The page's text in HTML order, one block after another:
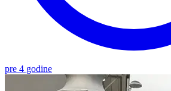
pre 4 godine